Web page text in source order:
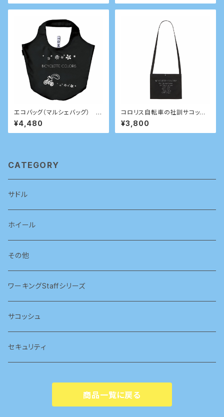
エコバッグ（マルシェバッグ） ブ
ラック
¥4,480
コロリス自転車の社訓サコッシ
ュ
¥3,800
CATEGORY
サドル
ホイール
その他
ワーキングStaffシリーズ
サコッシュ
セキュリティ
商品一覧に戻る